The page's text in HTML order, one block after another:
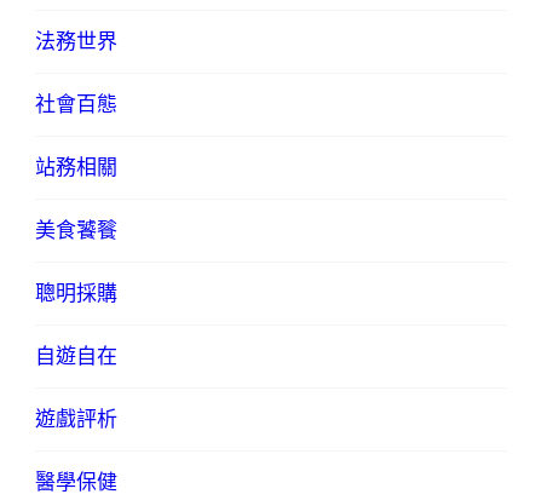
法務世界
社會百態
站務相關
美食饕餮
聰明採購
自遊自在
遊戲評析
醫學保健